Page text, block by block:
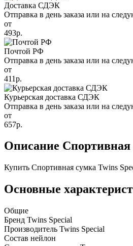
Доставка СДЭК
Отправка в день заказа или на
от
493р.
Почтой РФ
Отправка в день заказа или на
от
411р.
Курьерская доставка СДЭК
Отправка в день заказа или на
от
657р.
Описание Спортивная
Купить Спортивная сумка Twins
Основные
Общие
Бренд Twins Special
Производитель Twins Special
Состав нейлон